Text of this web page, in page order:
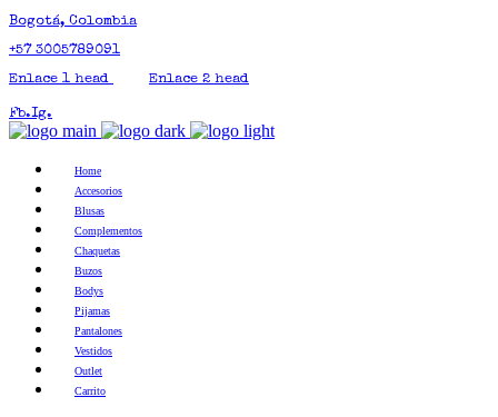
Bogotá, Colombia
+57 3005789091
Enlace 1 head
Enlace 2 head
Fb.Ig.
Home
Accesorios
Blusas
Complementos
Chaquetas
Buzos
Bodys
Pijamas
Pantalones
Vestidos
Outlet
Carrito